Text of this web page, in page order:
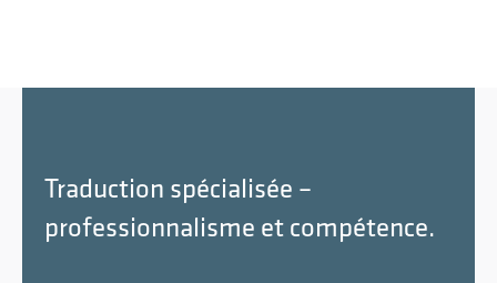
Traduction spécialisée –
professionnalisme et compétence.